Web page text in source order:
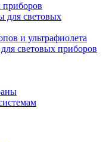
для световых
и ультрафиолета
световых приборов